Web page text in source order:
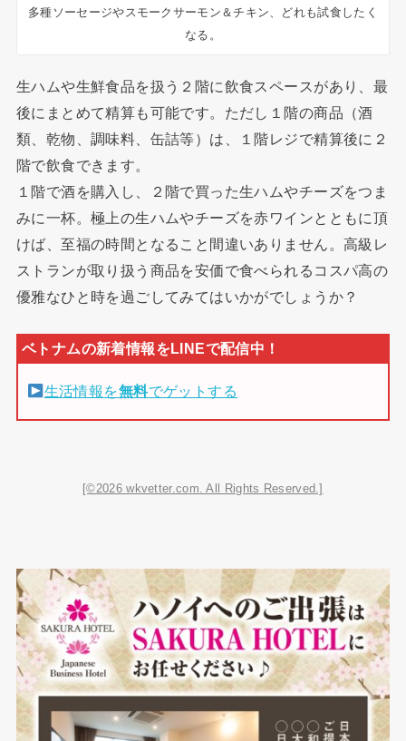
多種ソーセージやスモークサーモン＆チキン、どれも試食したく
なる。
生ハムや生鮮食品を扱う２階に飲食スペースがあり、最
後にまとめて精算も可能です。ただし１階の商品（酒
類、乾物、調味料、缶詰等）は、１階レジで精算後に２
階で飲食できます。
１階で酒を購入し、２階で買った生ハムやチーズをつま
みに一杯。極上の生ハムやチーズを赤ワインとともに頂
けば、至福の時間となること間違いありません。高級レ
ストランが取り扱う商品を安価で食べられるコスパ高の
優雅なひと時を過ごしてみてはいかがでしょうか？
生活情報を無料でゲットする
[©2026 wkvetter.com. All Rights Reserved.]